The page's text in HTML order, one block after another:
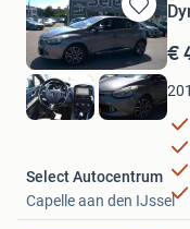
Bewaren
in
Mijn
Favorieten
€
Select Autocentrum
Capelle aan den IJssel